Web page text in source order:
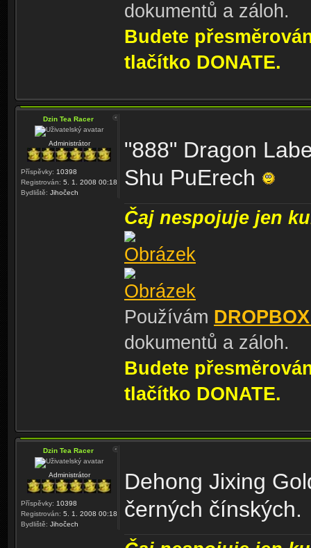
dokumentů a záloh.
Budete
tlačítko DONATE.
Dzin Tea Racer
Administrátor
Příspěvky: 10398
Registrován: 5. 1. 2008 00:18
Bydliště: Jihočech
"888" Dragon
Shu PuErech
Čaj nespojuje jen
Používám
dokumentů a záloh.
Budete
tlačítko DONATE.
Dzin Tea Racer
Administrátor
Příspěvky: 10398
Registrován: 5. 1. 2008 00:18
Bydliště: Jihočech
Dehong Jixing
černých čínských.